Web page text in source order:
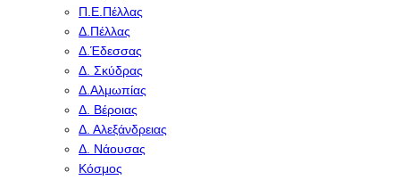
Π.Ε.Πέλλας
Δ.Πέλλας
Δ.Έδεσσας
Δ. Σκύδρας
Δ.Αλμωπίας
Δ. Βέροιας
Δ. Αλεξάνδρειας
Δ. Νάουσας
Κόσμος